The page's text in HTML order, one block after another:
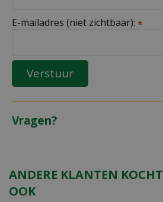
E-mailadres (niet zichtbaar): *
Vragen?
ANDERE KLANTEN
OOK